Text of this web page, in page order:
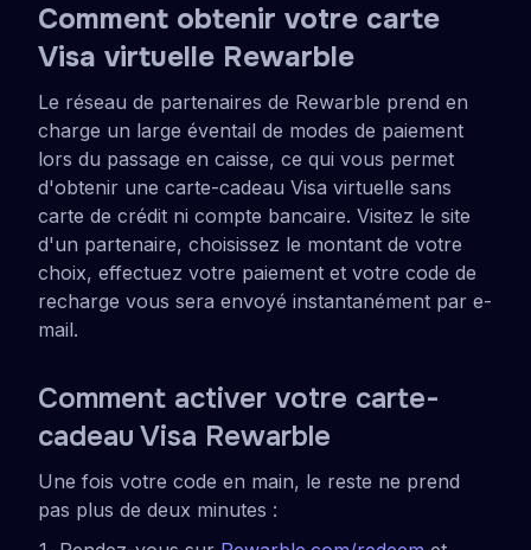
Comment obtenir votre carte
Visa virtuelle Rewarble
Le réseau de partenaires de Rewarble prend en
charge un large éventail de modes de paiement
lors du passage en caisse, ce qui vous permet
d'obtenir une carte-cadeau Visa virtuelle sans
carte de crédit ni compte bancaire. Visitez le site
d'un partenaire, choisissez le montant de votre
choix, effectuez votre paiement et votre code de
recharge vous sera envoyé instantanément par e-
mail.
Comment activer votre carte-
cadeau Visa Rewarble
Une fois votre code en main, le reste ne prend
pas plus de deux minutes :